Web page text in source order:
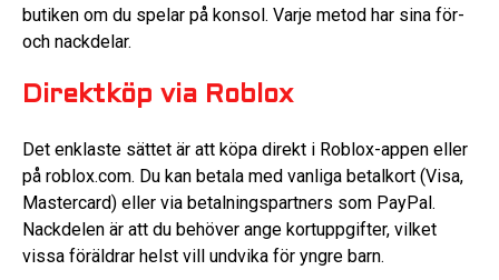
butiken om du spelar på konsol. Varje metod har sina för-
och nackdelar.
Direktköp via Roblox
Det enklaste sättet är att köpa direkt i Roblox-appen eller
på roblox.com. Du kan betala med vanliga betalkort (Visa,
Mastercard) eller via betalningspartners som PayPal.
Nackdelen är att du behöver ange kortuppgifter, vilket
vissa föräldrar helst vill undvika för yngre barn.